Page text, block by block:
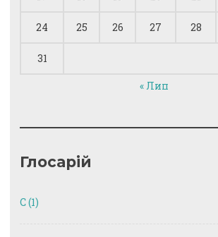
24 25 26 27 28
31
« Лип
Глосарій
C(1)